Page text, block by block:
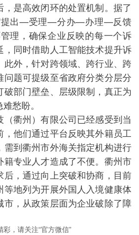
是高效闭环的处置机制。据了
提出—受理—分办—办理—反馈
理，确保企业反映的每一个诉
，同时借助人工智能技术提升诉
外，针对跨领域、跨行业、跨
问题可提级至省政府分类分层分
部门壁垒、层级限制，真正为
愁盼。
衢州）有限公司已经感受到当
他们通过平台反映其外籍员工
需到衢州市外海关指定机构进行
籍专业人才造成了不便。衢州市
后，通过向上突破和协商，目前
等地列为开展外国人入境健康体
市，从政策层面为企业破除了障
彩，请关注“官方微信”